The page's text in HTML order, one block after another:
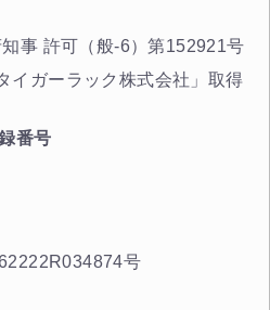
事 許可（般-6）第152921号
イガーラック株式会社」取得
番号
号